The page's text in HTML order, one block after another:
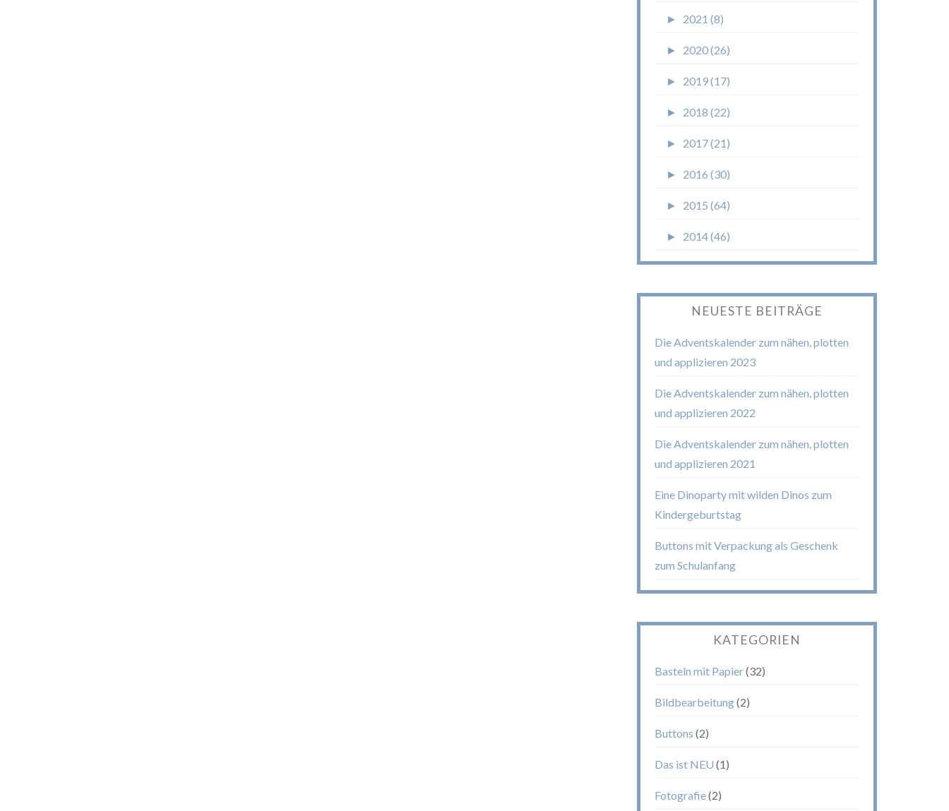
► 2021 (8)
► 2020 (26)
► 2019 (17)
► 2018 (22)
► 2017 (21)
► 2016 (30)
► 2015 (64)
► 2014 (46)
NEUESTE BEITRÄGE
Die Adventskalender zum nähen, plotten
und applizieren 2023
Die Adventskalender zum nähen, plotten
und applizieren 2022
Die Adventskalender zum nähen, plotten
und applizieren 2021
Eine Dinoparty mit wilden Dinos zum
Kindergeburtstag
Buttons mit Verpackung als Geschenk
zum Schulanfang
KATEGORIEN
Basteln mit Papier(32)
Bildbearbeitung(2)
Buttons (2)
Das ist NEU (1)
Fotografie(2)